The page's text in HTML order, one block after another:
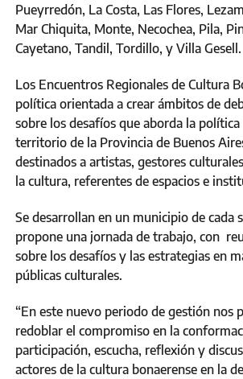
Pueyrredón, La Costa, Las Flores,
Mar Chiquita, Monte, Necochea, Pila,
Cayetano, Tandil, Tordillo, y Villa Gesell.
Los Encuentros Regionales de Cultura
política orientada a crear ámbitos de
sobre los desafíos que aborda la
territorio de la Provincia de Buenos
destinados a artistas, gestores
la cultura, referentes de espacios e
Se desarrollan en un municipio de cada
propone una jornada de trabajo, con
sobre los desafíos y las estrategias en
públicas culturales.
“En este nuevo periodo de gestión nos
redoblar el compromiso en la
participación, escucha, reflexión y
actores de la cultura bonaerense en la